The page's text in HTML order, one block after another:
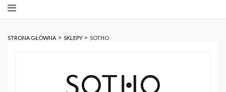
do
STRONA GŁÓWNA > SKLEPY > SOTHO